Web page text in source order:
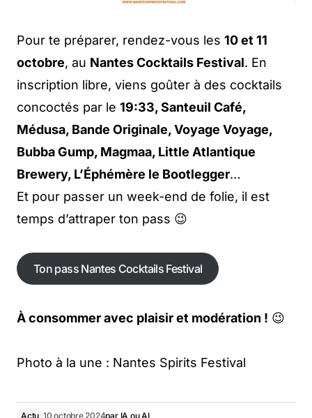
Pour te préparer, rendez-vous les 10 et 11
octobre, au Nantes Cocktails Festival. En
inscription libre, viens goûter à des cocktails
concoctés par le 19:33, Santeuil Café,
Médusa, Bande Originale, Voyage Voyage,
Bubba Gump, Magmaa, Little Atlantique
Brewery, L’Éphémère le Bootlegger…
Et pour passer un week-end de folie, il est
temps d’attraper ton pass 😉
Ton pass Nantes Cocktails Festival
Ton pass Nantes Cocktails Festival
À consommer avec plaisir et modération ! 😉
Photo à la une : Nantes Spirits Festival
Actu 10 octobre 2024par IA ou AI